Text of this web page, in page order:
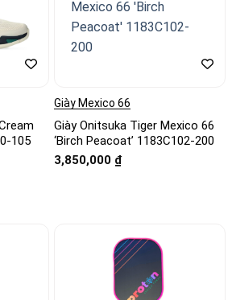
105
Giày Mexico 66
Giày Onitsuka Tiger Mexico 66
‘Birch Peacoat’ 1183C102-200
3,850,000 ₫